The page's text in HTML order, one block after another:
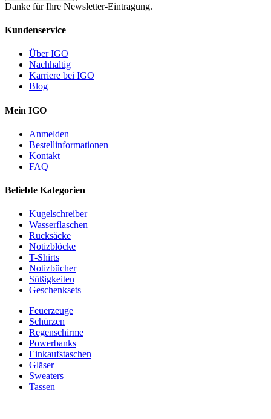
Danke für Ihre Newsletter-Eintragung.
Kundenservice
Über IGO
Nachhaltig
Karriere bei IGO
Blog
Mein IGO
Anmelden
Bestellinformationen
Kontakt
FAQ
Beliebte Kategorien
Kugelschreiber
Wasserflaschen
Rucksäcke
Notizblöcke
T-Shirts
Notizbücher
Süßigkeiten
Geschenksets
Feuerzeuge
Schürzen
Regenschirme
Powerbanks
Einkaufstaschen
Gläser
Sweaters
Tassen